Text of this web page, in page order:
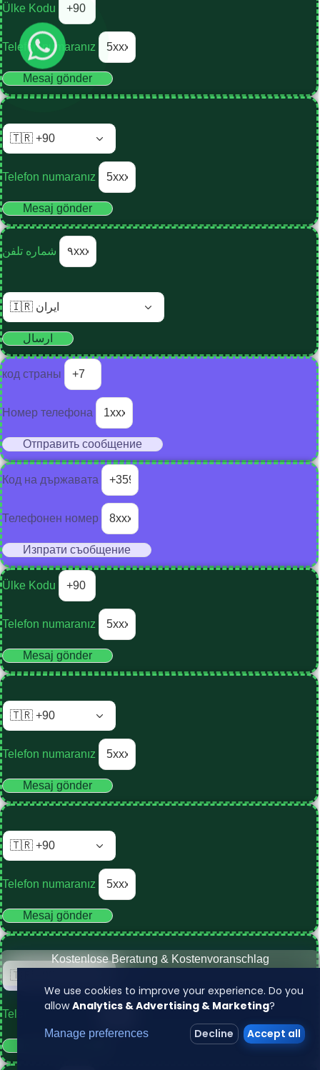
Ülke Kodu
Telefon numaranız
Mesaj gönder
Telefon numaranız
Mesaj gönder
ارسال
код страны
Номер телефона
Отправить сообщение
Код на държавата
Телефонен номер
Изпрати съобщение
Ülke Kodu
Telefon numaranız
Mesaj gönder
Telefon numaranız
Mesaj gönder
Kostenlose Beratung & Kostenvoranschlag
Telefon numaranız
Mesaj gönder
Telefon numaranız
We use cookies to improve your experience. Do you
allowAnalytics & Advertising & Marketing?
Manage preferences Decline Accept all